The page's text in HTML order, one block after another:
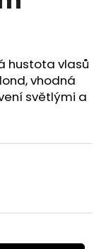
hustota vlasů
vhodná
světlými a